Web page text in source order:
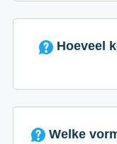
Hoeveel kost het om de voordeur te
Welke vormen van betaling accepteert